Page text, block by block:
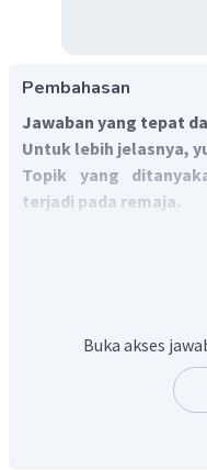
Pembahasan
Jawaban yang tepat
Untuk lebih jelasnya,
Topik yang
terjadi pada remaja.
kelompok dalam
nilai dan norma
sosialisasi yang tidak
Proses sosiaalisasi
terjadinya
Buka akses